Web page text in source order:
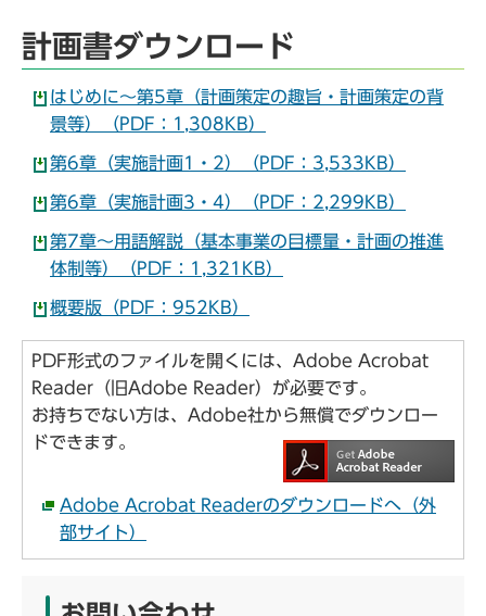
計画書ダウンロード
はじめに～第5章（計画策定の趣旨・計画策定の背
景等）（PDF：1,308KB）
第6章（実施計画1・2）（PDF：3,533KB）
第6章（実施計画3・4）（PDF：2,299KB）
第7章～用語解説（基本事業の目標量・計画の推進
体制等）（PDF：1,321KB）
概要版（PDF：952KB）
PDF形式のファイルを開くには、Adobe Acrobat
Reader（旧Adobe Reader）が必要です。
お持ちでない方は、Adobe社から無償でダウンロー
ドできます。
Adobe Acrobat Readerのダウンロードへ（外
部サイト）